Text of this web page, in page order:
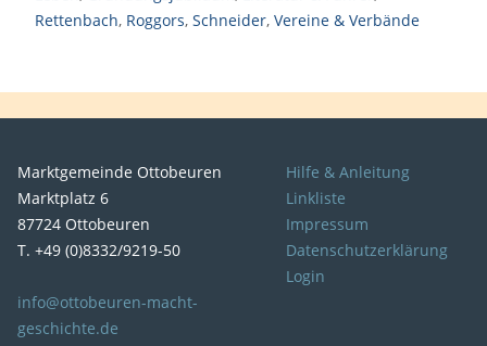
Rettenbach, Roggors, Schneider, Vereine & Verbände
Marktgemeinde Ottobeuren
Marktplatz 6
87724 Ottobeuren
T. +49 (0)8332/9219-50
info@ottobeuren-macht-
geschichte.de
Hilfe & Anleitung
Linkliste
Impressum
Datenschutzerklärung
Login